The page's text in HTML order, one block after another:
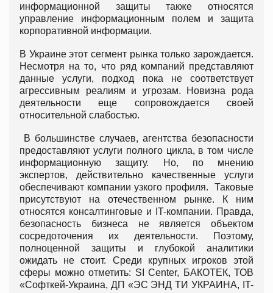
информационной защиты также относятся
управление информационным полем и защита
корпоративной информации.
В Украине этот сегмент рынка только зарождается.
Несмотря на то, что ряд компаний представляют
данные услуги, подход пока не соответствует
агрессивным реалиям и угрозам. Новизна рода
деятельности еще сопровождается своей
относительной слабостью.
В большинстве случаев, агентства безопасности
предоставляют услуги полного цикла, в том числе
информационную защиту. Но, по мнению
экспертов, действительно качественные услуги
обеспечивают компании узкого профиля. Таковые
присутствуют на отечественном рынке. К ним
относятся консалтинговые и IT-компании. Правда,
безопасность бизнеса не является объектом
сосредоточения их деятельности. Поэтому,
полноценной защиты и глубокой аналитики
ожидать не стоит. Среди крупных игроков этой
сферы можно отметить: SI Center, БАКОТЕК, ТОВ
«Софткей-Украина, ДП «ЭС ЭНД ТИ УКРАИНА, IT-